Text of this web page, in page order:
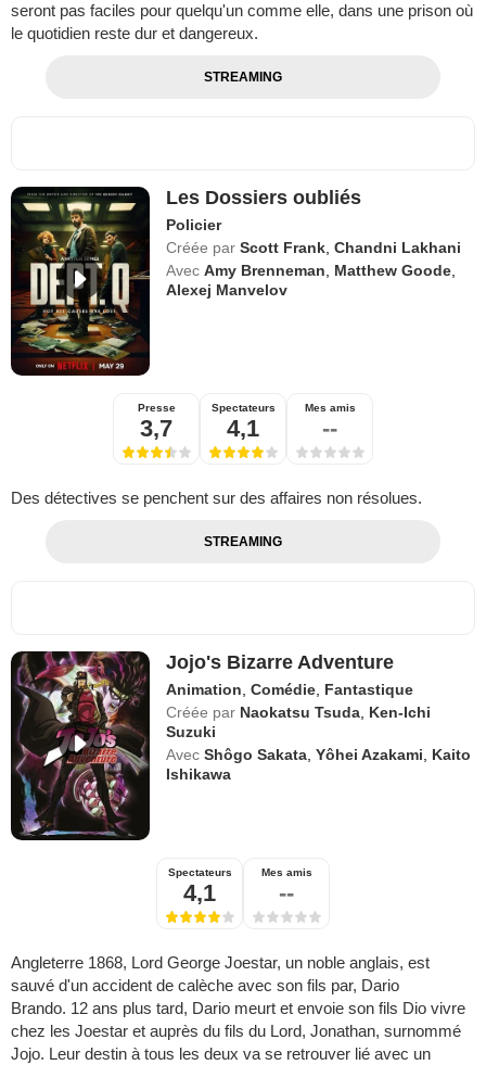
seront pas faciles pour quelqu'un comme elle, dans une prison où
le quotidien reste dur et dangereux.
STREAMING
Les Dossiers oubliés
Policier
Créée par Scott Frank,Chandni Lakhani
Avec Amy Brenneman, Matthew Goode,
Alexej Manvelov
Presse
3,7
Spectateurs
4,1
Mes amis
--
Des détectives se penchent sur des affaires non résolues.
STREAMING
Jojo's Bizarre Adventure
Animation,Comédie, Fantastique
Créée par Naokatsu Tsuda, Ken-Ichi
Suzuki
Avec Shôgo Sakata,Yôhei Azakami, Kaito
Ishikawa
Spectateurs
4,1
Mes amis
--
Angleterre 1868, Lord George Joestar, un noble anglais, est
sauvé d'un accident de calèche avec son fils par, Dario
Brando. 12 ans plus tard, Dario meurt et envoie son fils Dio vivre
chez les Joestar et auprès du fils du Lord, Jonathan, surnommé
Jojo. Leur destin à tous les deux va se retrouver lié avec un